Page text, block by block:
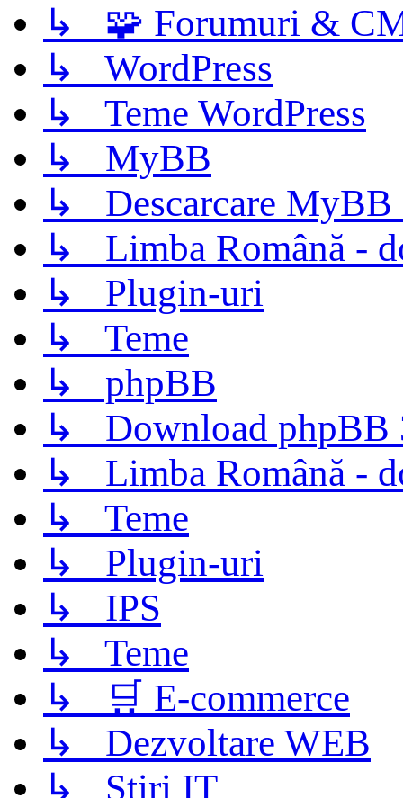
↳ 🧩 Forumuri &
↳ WordPress
↳ Teme WordPress
↳ MyBB
↳ Descarcare MyBB
↳ Limba Română -
↳ Plugin-uri
↳ Teme
↳ phpBB
↳ Download phpBB
↳ Limba Română -
↳ Teme
↳ Plugin-uri
↳ IPS
↳ Teme
↳ 🛒 E-commerce
↳ Dezvoltare WEB
↳ Știri IT